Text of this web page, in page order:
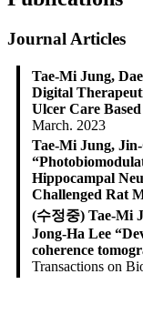
Journal Articles
Tae-Mi Jung,
Digital
Ulcer Care
March. 2023
Tae-Mi Jung,
Hippocampal
Challenged Rat
(수정중) Tae-Mi
Jong-Ha Lee
coherence
Transactions on